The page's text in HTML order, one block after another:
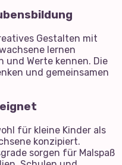
Gestalten mit
lernen
und Werte kennen. Die
und gemeinsamen
für kleine Kinder als
konzipiert.
sorgen für Malspaß